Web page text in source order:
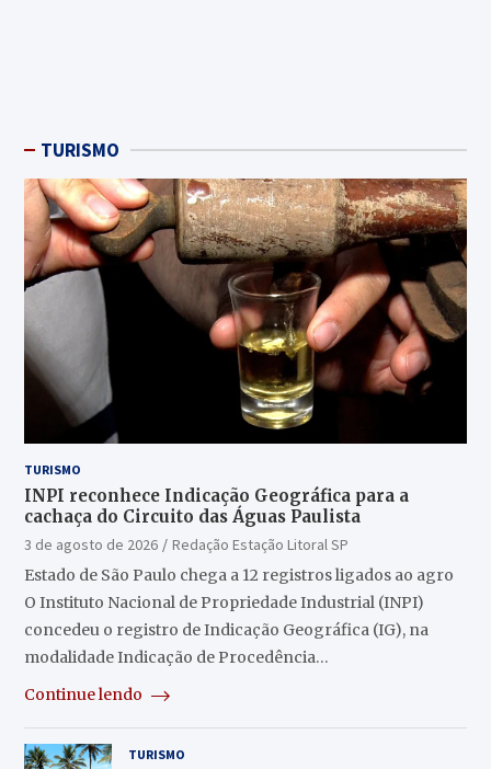
TURISMO
TURISMO
INPI reconhece Indicação Geográfica para a
cachaça do Circuito das Águas Paulista
3 de agosto de 2026
Redação Estação Litoral SP
Estado de São Paulo chega a 12 registros ligados ao agro
O Instituto Nacional de Propriedade Industrial (INPI)
concedeu o registro de Indicação Geográfica (IG), na
modalidade Indicação de Procedência…
Continue lendo
TURISMO